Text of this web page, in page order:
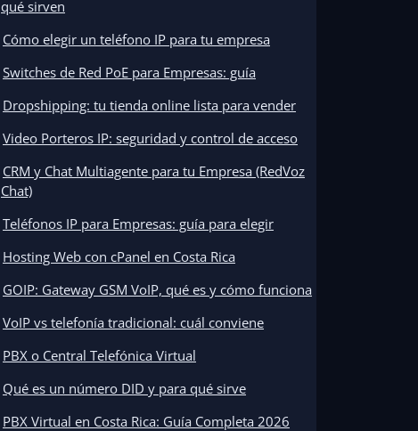
qué sirven
Cómo elegir un teléfono IP para tu empresa
Switches de Red PoE para Empresas: guía
Dropshipping: tu tienda online lista para vender
Video Porteros IP: seguridad y control de acceso
CRM y Chat Multiagente para tu Empresa (RedVoz
Chat)
Teléfonos IP para Empresas: guía para elegir
Hosting Web con cPanel en Costa Rica
GOIP: Gateway GSM VoIP, qué es y cómo funciona
VoIP vs telefonía tradicional: cuál conviene
PBX o Central Telefónica Virtual
Qué es un número DID y para qué sirve
PBX Virtual en Costa Rica: Guía Completa 2026